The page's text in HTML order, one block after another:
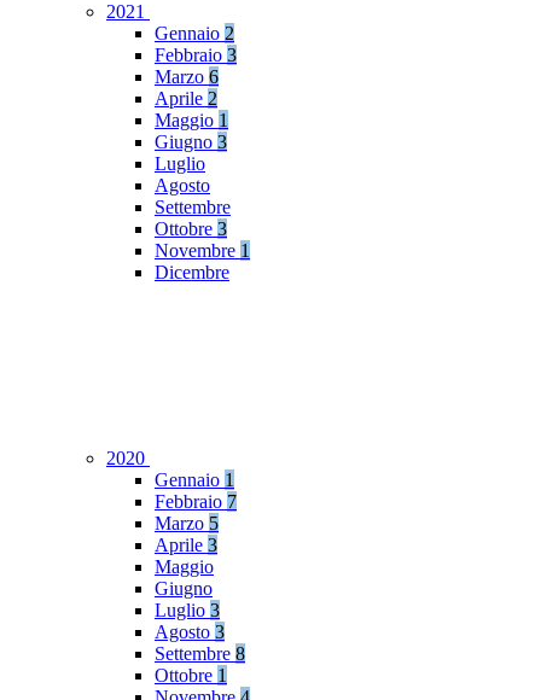
2021
Gennaio 2
Febbraio 3
Marzo 6
Aprile 2
Maggio 1
Giugno 3
Luglio
Agosto
Settembre
Ottobre 3
Novembre 1
Dicembre
2020
Gennaio 1
Febbraio 7
Marzo 5
Aprile 3
Maggio
Giugno
Luglio 3
Agosto 3
Settembre 8
Ottobre 1